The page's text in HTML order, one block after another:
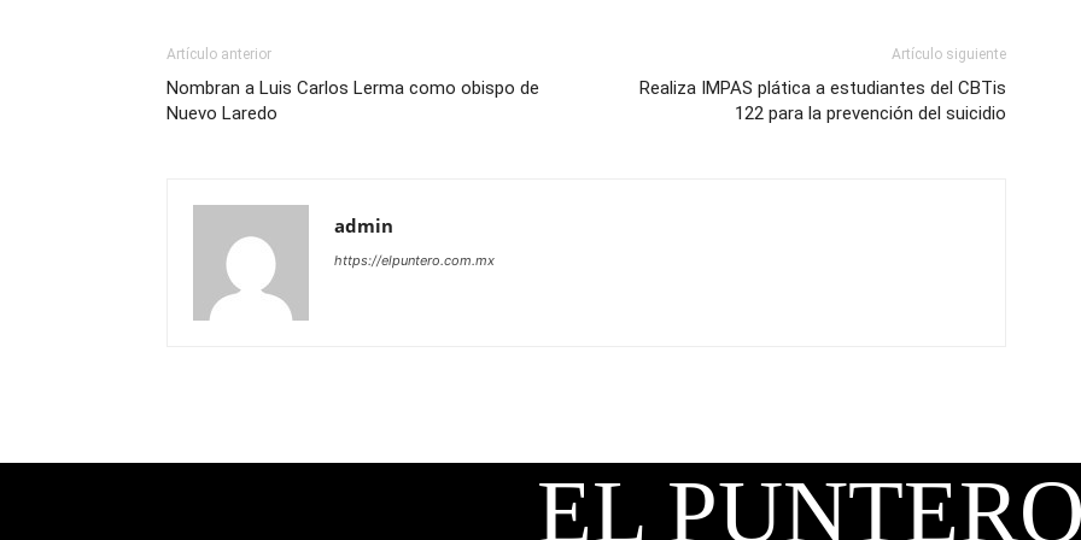
Artículo anterior
Nombran a Luis Carlos Lerma como obispo de
Nuevo Laredo
Artículo siguiente
Realiza IMPAS plática a estudiantes del CBTis
122 para la prevención del suicidio
admin
https://elpuntero.com.mx
EL